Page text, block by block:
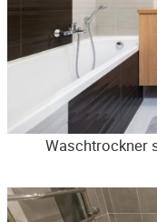
Waschtrockner